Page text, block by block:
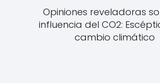
Opiniones reveladoras
influencia del CO2:
cambio climático